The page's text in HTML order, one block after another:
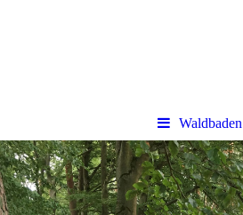
Waldbaden